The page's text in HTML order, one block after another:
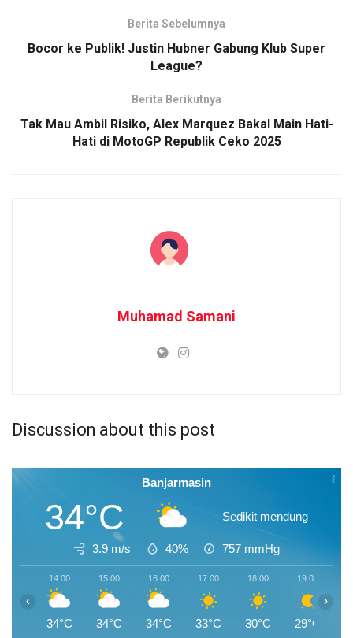
Berita Sebelumnya
Bocor ke Publik! Justin Hubner Gabung Klub Super
League?
Berita Berikutnya
Tak Mau Ambil Risiko, Alex Marquez Bakal Main Hati-
Hati di MotoGP Republik Ceko 2025
Muhamad Samani
Discussion about this post
Banjarmasin
34°C Sedikit mendung
3.9 m/s 40% 757 mmHg
14:00
34°C
15:00
34°C
16:00
34°C
17:00
33°C
18:00
30°C
19:00
29°C
‹ ›